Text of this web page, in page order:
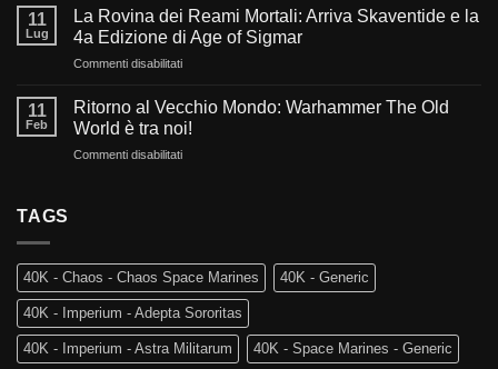
aspetta
nel
futuro
di
40.000?
Fede
e
Fuoco:
L’evoluzione
Warhammer
40.000
Kill
11
Lug
La Rovina dei Reami Mortali: Arriva Skaventide e la
4a Edizione di Age of Sigmar
Commenti disabilitatisu
Rovina
dei
Reami
Mortali:
Edizione
di
Age
of
Sigmar
11
Feb
Ritorno al Vecchio Mondo: Warhammer The Old
World è tra noi!
Commenti disabilitatisu
The
Old
World
tra
noi!
TAGS
40K - Chaos - Chaos Space Marines 40K - Generic
40K - Imperium - Adepta Sororitas
40K - Imperium - Astra Militarum 40K - Space Marines - Generic